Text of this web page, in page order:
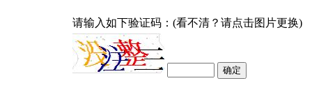
请输入如下验证码：(看不清？请点击图片更换)